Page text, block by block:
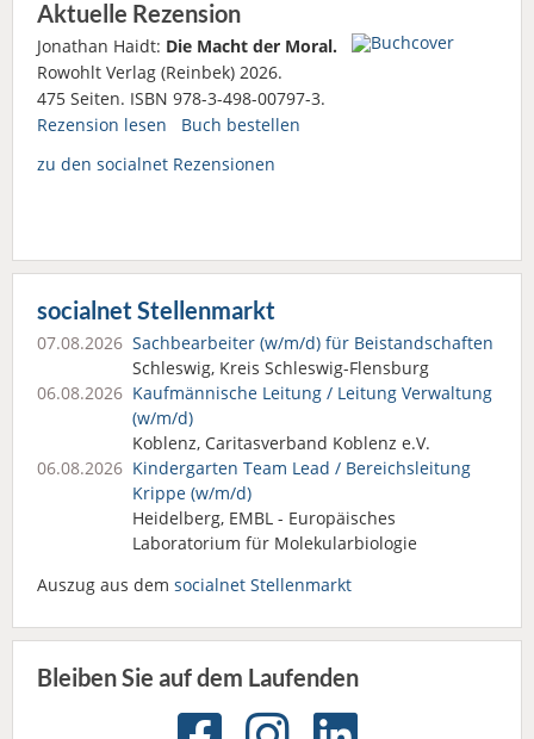
Aktuelle Rezension
Jonathan Haidt: Die Macht der Moral.
Rowohlt Verlag (Reinbek) 2026.
475 Seiten. ISBN 978-3-498-00797-3.
Rezension lesen
Buch bestellen
zu den socialnet Rezensionen
socialnet Stellenmarkt
07.08.2026 Sachbearbeiter (w/m/d) für Beistandschaften
Schleswig, Kreis Schleswig-Flensburg
06.08.2026 Kaufmännische Leitung / Leitung Verwaltung
(w/m/d)
Koblenz, Caritasverband Koblenz e.V.
06.08.2026 Kindergarten Team Lead / Bereichsleitung
Krippe (w/m/d)
Heidelberg, EMBL - Europäisches
Laboratorium für Molekularbiologie
Auszug aus dem socialnet Stellenmarkt
Bleiben Sie auf dem Laufenden